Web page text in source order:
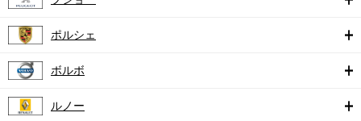
ポルシェ
ボルボ
ルノー